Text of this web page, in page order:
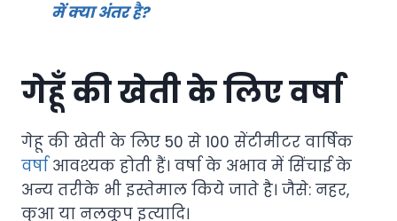
में क्या अंतर है?
गेहूँ की खेती के लिए वर्षा
गेहू की खेती के लिए 50 से 100 सेंटीमीटर वार्षिक
वर्षा आवश्यक होती हैं। वर्षा के अभाव में सिंचाई के
अन्य तरीके भी इस्तेमाल किये जाते है। जैसे: नहर,
कुआ या नलकूप इत्यादि।